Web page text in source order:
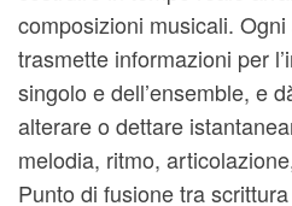
composizioni musicali.
trasmette informazioni per
singolo e dell’ensemble, e
alterare o dettare
melodia, ritmo,
Punto di fusione tra